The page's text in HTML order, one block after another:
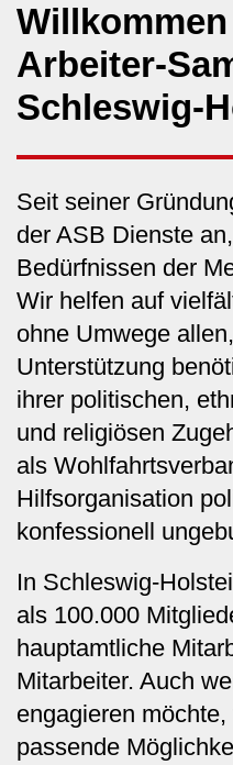
Arbeiter-
Schleswig-
Seit seiner
der ASB Dienste
Bedürfnissen der
Wir helfen auf
ohne Umwege
Unterstützung
ihrer politischen,
und religiösen
als
Hilfsorganisation
konfessionell
In Schleswig-
als 100.000
hauptamtliche
Mitarbeiter. Auch
engagieren
passende